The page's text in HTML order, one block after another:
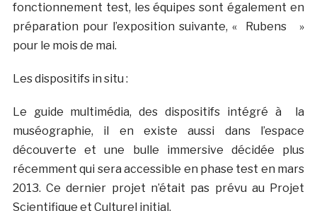
fonctionnement test, les équipes sont également en
préparation pour l’exposition suivante, « Rubens »
pour le mois de mai.
Les dispositifs in situ :
Le guide multimédia, des dispositifs intégré à la
muséographie, il en existe aussi dans l’espace
découverte et une bulle immersive décidée plus
récemment qui sera accessible en phase test en mars
2013. Ce dernier projet n’était pas prévu au Projet
Scientifique et Culturel initial.